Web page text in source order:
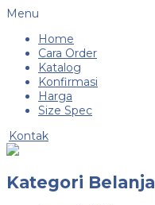
Menu
Home
Cara Order
Katalog
Konfirmasi
Harga
Size Spec
Kontak
Kategori Belanja